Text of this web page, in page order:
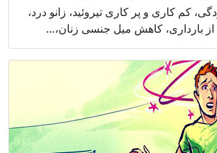
کم کاری و پر کاری تیروئید، زانو درد،
از بارداری، کاهش میل جنسی زنان،…